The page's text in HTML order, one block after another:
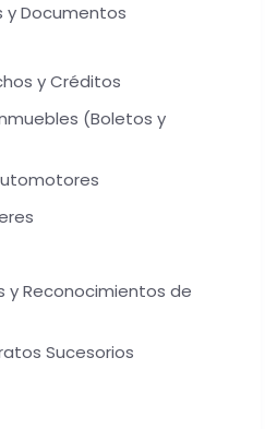
y Documentos
y Créditos
(Boletos y
y Reconocimientos de
Sucesorios